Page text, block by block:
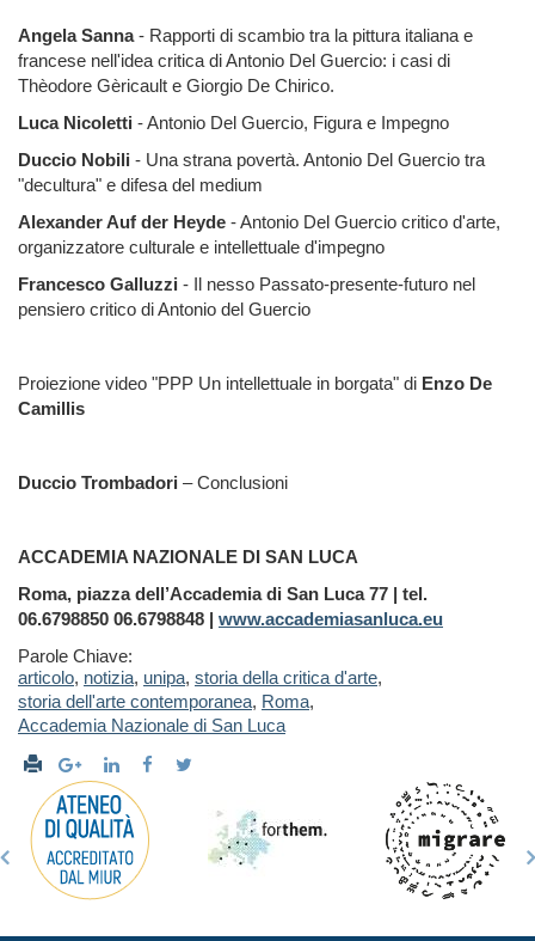
Angela Sanna- Rapporti di scambio tra la pittura italiana e
francese nell'idea critica di Antonio Del Guercio: i casi di
Thèodore Gèricault e Giorgio De Chirico.
Luca Nicoletti - Antonio Del Guercio, Figura e Impegno
Duccio Nobili - Una strana povertà. Antonio Del Guercio tra
"decultura" e difesa del medium
Alexander Auf der Heyde - Antonio Del Guercio critico d'arte,
organizzatore culturale e intellettuale d'impegno
Francesco Galluzzi - Il nesso Passato-presente-futuro nel
pensiero critico di Antonio del Guercio
Proiezione video "PPP Un intellettuale in borgata" di Enzo De
Camillis
Duccio Trombadori – Conclusioni
ACCADEMIA NAZIONALE DI SAN LUCA
Roma, piazza dell’Accademia di San Luca 77 | tel.
06.6798850 06.6798848 | www.accademiasanluca.eu
Parole Chiave:
articolo, notizia, unipa, storia della critica d'arte,
storia dell'arte contemporanea, Roma,
Accademia Nazionale di San Luca